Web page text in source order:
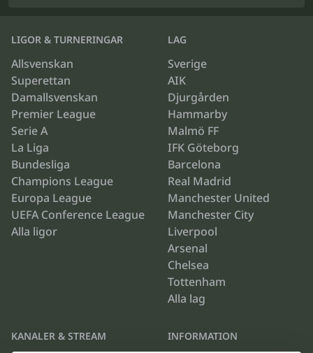
LIGOR & TURNERINGAR
Allsvenskan
Superettan
Damallsvenskan
Premier League
Serie A
La Liga
Bundesliga
Champions League
Europa League
UEFA Conference League
Alla ligor
LAG
Sverige
AIK
Djurgården
Hammarby
Malmö FF
IFK Göteborg
Barcelona
Real Madrid
Manchester United
Manchester City
Liverpool
Arsenal
Chelsea
Tottenham
Alla lag
KANALER & STREAM INFORMATION